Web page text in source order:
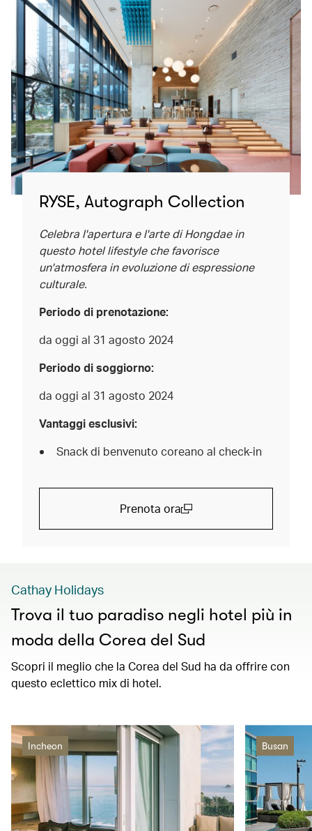
RYSE, Autograph Collection
Celebra l'apertura e l'arte di Hongdae in
questo hotel lifestyle che favorisce
un'atmosfera in evoluzione di espressione
culturale.
Periodo di prenotazione:
da oggi al 31 agosto 2024
Periodo di soggiorno:
da oggi al 31 agosto 2024
Vantaggi esclusivi:
Snack di benvenuto coreano al check-in
Prenota ora
Cathay Holidays
Trova il tuo paradiso negli hotel più in
moda della Corea del Sud
Scopri il meglio che la Corea del Sud ha da offrire con
questo eclettico mix di hotel.
Incheon Busan